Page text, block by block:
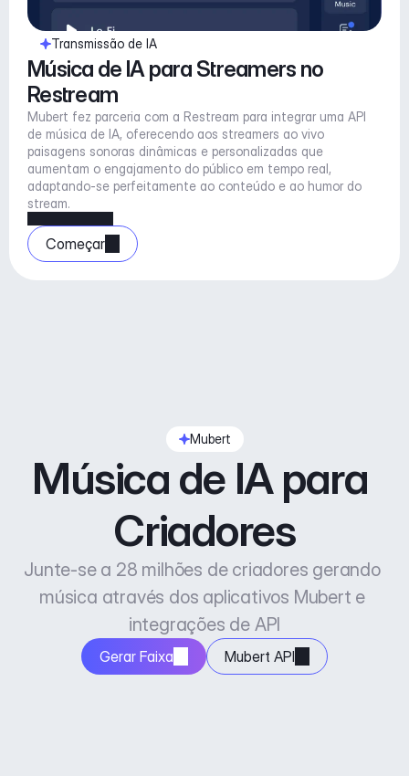
Transmissão de IA
Música de IA para Streamers no
Restream
Mubert fez parceria com a Restream para integrar uma API
de música de IA, oferecendo aos streamers ao vivo
paisagens sonoras dinâmicas e personalizadas que
aumentam o engajamento do público em tempo real,
adaptando-se perfeitamente ao conteúdo e ao humor do
stream.
Começar
Mubert
Música de IA para
Criadores
Junte-se a 28 milhões de criadores gerando
música através dos aplicativos Mubert e
integrações de API
Gerar Faixa Mubert API